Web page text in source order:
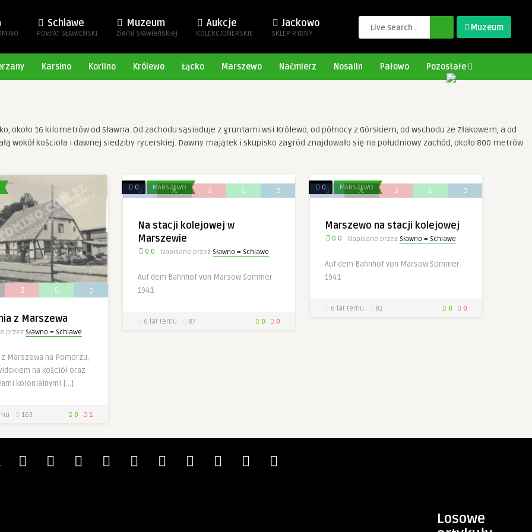
Schlawe
POWIAT SŁAWIEŃSKI
Muzeum
Ziemi Sławieńskiej
Aukcje
KOLEKCJONERSKIE
Jackowo
SKLEP RYBNY
Muzeum
Karsino Korlino Królewo Łącko Marszewo Naćmierz Nosalin Pałowo Pozostałe
około 16 kilometrów od Sławna. Od zachodu sąsiaduje z gruntami wsi Królewo, od północy z Górskiem, od wschodu ze Złakowem, a od
wokół kościoła i dawnej siedziby rycerskiej. Dawny majątek i skupisko zagród znajdowało się na południowy zachód, około 800 metrów
z Marszewa
przez Sławno = Schlawe
Marszewa na Pomorzu,
na kościół oraz
kolonialnymi […]
163 0 1
0 MARSZEWO
Na stacji kolejowej w
Marszewie
0.0 Napisane przez Sławno = Schlawe
Auf dem Bahnhof von Marsow Sommer
1941
6 lat temu 87 0 0
0 MARSZEWO
Marszewo na stacji kolejowej
0.0 Napisane przez Sławno = Schlawe
Auf dem Bahnhof von Marsow Sommer
1941
6 lat temu 82 0 0
Losowe